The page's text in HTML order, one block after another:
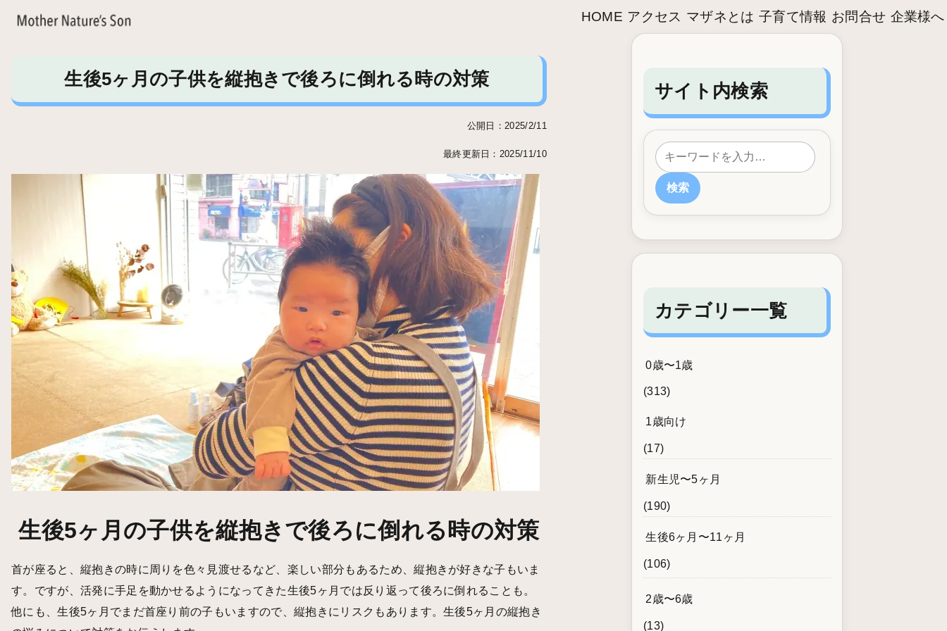
HOME アクセス マザネとは 子育て情報 お問合せ 企業様へ
生後5ヶ月の子供を縦抱きで後ろに倒れる時の対策
公開日：2025/2/11
最終更新日：2025/11/10
生後5ヶ月の子供を縦抱きで後ろに倒れる時の対策
首が座ると、縦抱きの時に周りを色々見渡せるなど、楽しい部分もあるため、縦抱きが好きな子もいま
す。ですが、活発に手足を動かせるようになってきた生後5ヶ月では反り返って後ろに倒れることも。
他にも、生後5ヶ月でまだ首座り前の子もいますので、縦抱きにリスクもあります。生後5ヶ月の縦抱き
サイト内検索
検索
カテゴリー一覧
0歳〜1歳
(313)
1歳向け
(17)
新生児〜5ヶ月
(190)
生後6ヶ月〜11ヶ月
(106)
2歳〜6歳
(13)